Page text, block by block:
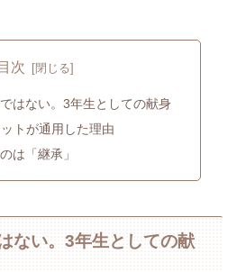
目次
ではない。3年生としての献身
トが通用した理由
は「継承」
ない。3年生としての献